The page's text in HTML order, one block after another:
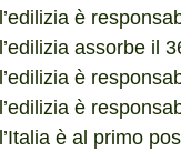
l’edilizia è
l’edilizia assorbe il
l’edilizia è
l’edilizia è
l’Italia è al primo